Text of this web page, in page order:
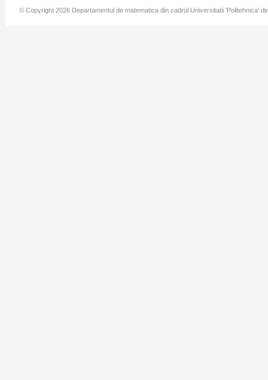
© Copyright 2026 Departamentul de matematica din cadrul Universitatii 'Politehnica'